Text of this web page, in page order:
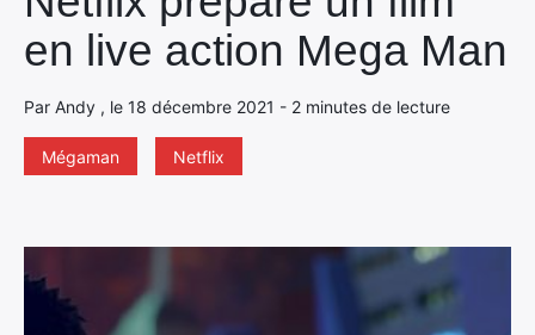
en live action Mega Man
Par Andy , le 18 décembre 2021 - 2 minutes de lecture
Mégaman Netflix